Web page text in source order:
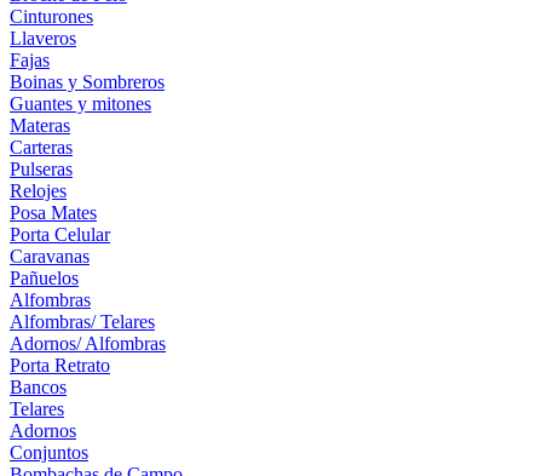
Cinturones
Llaveros
Fajas
Boinas y Sombreros
Guantes y mitones
Materas
Carteras
Pulseras
Relojes
Posa Mates
Porta Celular
Caravanas
Pañuelos
Alfombras
Alfombras/ Telares
Adornos/ Alfombras
Porta Retrato
Bancos
Telares
Adornos
Conjuntos